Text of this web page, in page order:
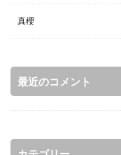
真櫻
最近のコメント